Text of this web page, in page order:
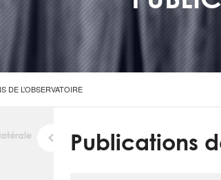
DE L’OBSERVATOIRE
Publications